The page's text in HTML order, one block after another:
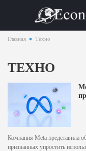
Главная Техно
ТЕХНО
Компания Meta представила
призванных упростить